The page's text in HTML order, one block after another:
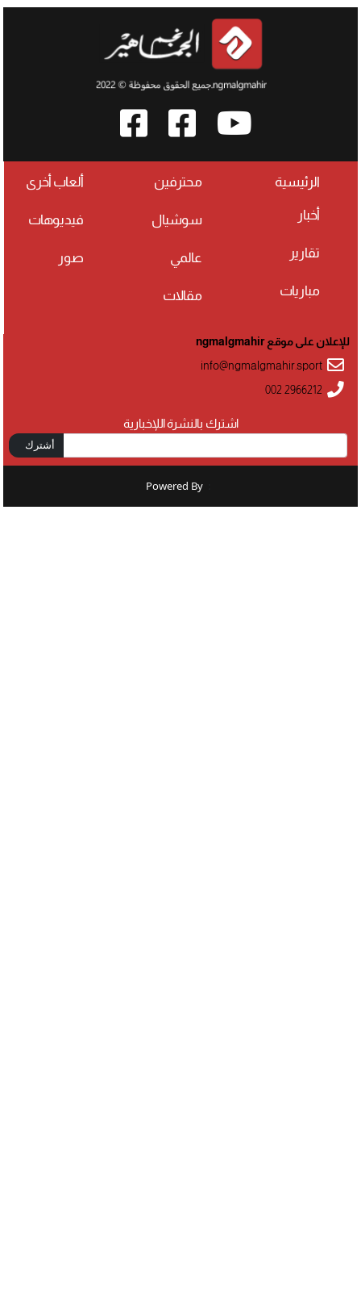
الرئيسية
أخبار
تقارير
مباريات
محترفين
سوشيال
عالمي
مقالات
ألعاب أخرى
فيديوهات
صور
اشترك بالنشرة اللإخبارية
أشترك
للإعلان على موقع ngmalgmahir
info@ngmalgmahir.sport
002 2966212
Powered By